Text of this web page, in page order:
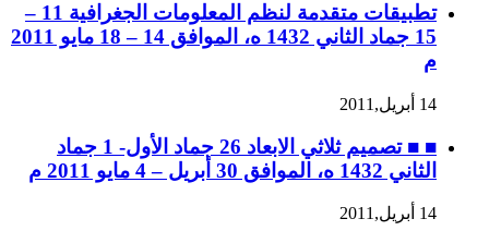
تطبيقات متقدمة لنظم المعلومات الجغرافية 11 –
15 جماد الثاني 1432 ه، الموافق 14 – 18 مايو 2011
م
14 أبريل,2011
■ ■ تصميم ثلاثي الابعاد 26 جماد الأول- 1 جماد
الثاني 1432 ه، الموافق 30 أبريل – 4 مايو 2011 م
14 أبريل,2011